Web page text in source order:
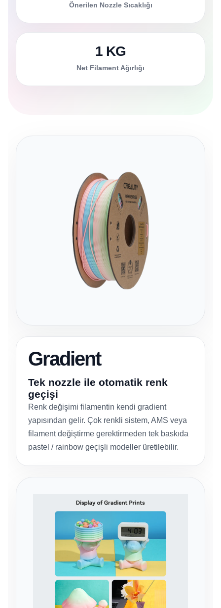
Önerilen Nozzle Sıcaklığı
1 KG
Net Filament Ağırlığı
Gradient
Tek nozzle ile otomatik renk
geçişi
Renk değişimi filamentin kendi gradient
yapısından gelir. Çok renkli sistem, AMS veya
filament değiştirme gerektirmeden tek baskıda
pastel / rainbow geçişli modeller üretilebilir.